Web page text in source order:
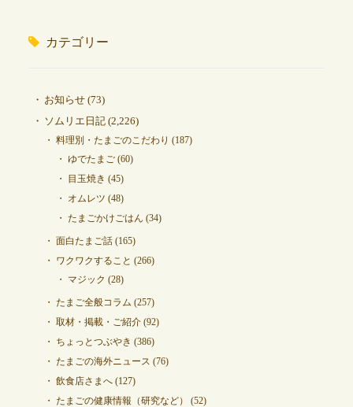
カテゴリー
お知らせ(73)
ソムリエ日記(2,226)
料理別・たまごのこだわり (187)
ゆでたまご(60)
目玉焼き (45)
オムレツ (48)
たまごかけごはん (34)
面白たまご話(165)
ワクワクすること (266)
マジック (28)
たまご全般コラム (257)
取材・掲載・ご紹介(92)
ちょっとつぶやき (386)
たまごの海外ニュース (76)
飲食店さまへ(127)
たまごの健康情報（研究など）
(52)